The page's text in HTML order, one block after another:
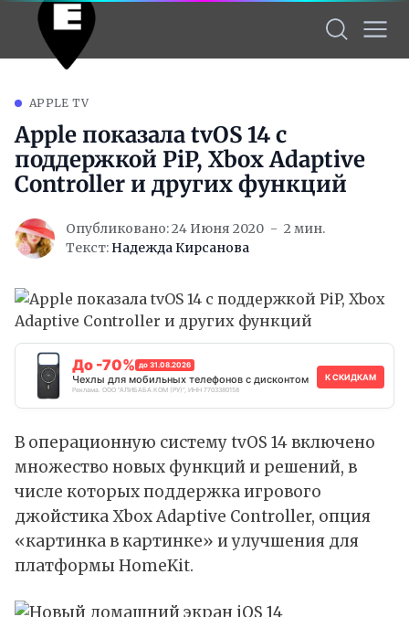
APPLE TV
Apple показала tvOS 14 с
поддержкой PiP, Xbox Adaptive
Controller и других функций
Опубликовано: 24 Июня 2020
2 мин.
Текст: Надежда Кирсанова
До -70% до 31.08.2026
Чехлы для мобильных телефонов с дисконтом
Реклама. ООО "АЛИБАБА.КОМ (РУ)", ИНН 7703380158
К СКИДКАМ
В операционную систему tvOS 14 включено
множество новых функций и решений, в
числе которых поддержка игрового
джойстика Xbox Adaptive Controller, опция
«картинка в картинке» и улучшения для
платформы HomeKit.